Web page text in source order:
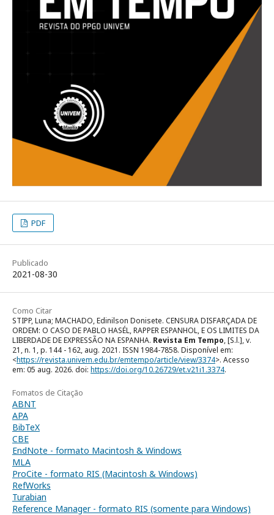
PDF
Publicado
2021-08-30
Como Citar
STIPP, Luna; MACHADO, Edinilson Donisete. CENSURA DISFARÇADA DE
ORDEM: O CASO DE PABLO HASÉL, RAPPER ESPANHOL, E OS LIMITES DA
LIBERDADE DE EXPRESSÃO NA ESPANHA. Revista Em Tempo, [S.l.], v.
21, n. 1, p. 144 - 162, aug. 2021. ISSN 1984-7858. Disponível em:
<https://revista.univem.edu.br/emtempo/article/view/3374>. Acesso
em: 05 aug. 2026. doi: https://doi.org/10.26729/et.v21i1.3374.
Fomatos de Citação
ABNT
APA
BibTeX
CBE
EndNote - formato Macintosh & Windows
MLA
ProCite - formato RIS (Macintosh & Windows)
RefWorks
Turabian
Reference Manager - formato RIS (somente para Windows)